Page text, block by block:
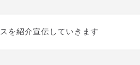
を紹介宣伝していきます